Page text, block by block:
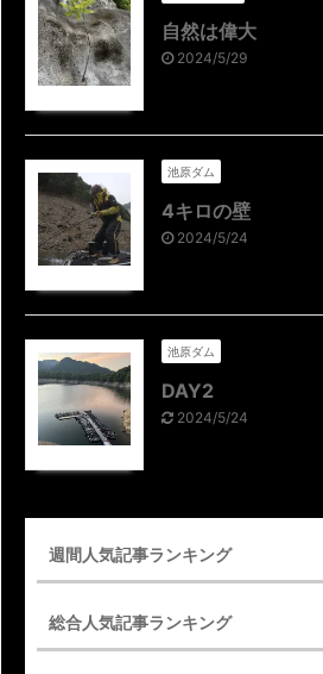
自然は偉大
2024/5/29
池原ダム
4キロの壁
2024/5/24
池原ダム
DAY2
2024/5/24
週間人気記事ランキング
総合人気記事ランキング